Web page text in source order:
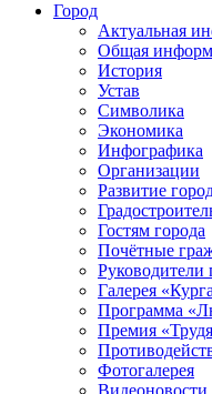
Город
Актуальная
Общая
История
Устав
Символика
Экономика
Инфографика
Организации
Развитие
Гостям города
Почётные
Руководители
Галерея
Программа
Премия
Фотогалерея
Видеоновости